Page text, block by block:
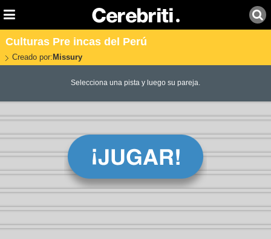
Culturas Pre incas del Perú
Creado por: Missury
Selecciona una pista y luego su pareja.